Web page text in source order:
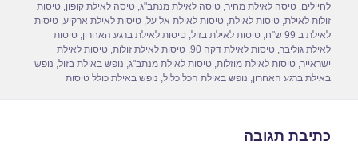
לחיילים,טיסה לאילת מחיר,טיסה לאילת מנתב"ג,טיסה לאילת קופון,טיסות
זולות לאילת,טיסות לאילת,טיסות לאילת אל על,טיסות לאילת ארקיע,טיסות
לאילת ב 99 ש"ח
,טיסות לאילת בזול,טיסות לאילת ברגע האחרון,טיסות
לאילת גוליבר,טיסות לאילת דקה 90 ,טיסות לאילת זולות,טיסות לאילת
ישראייר,טיסות לאילת מוזלות,טיסות לאילת מנתב"ג, נופש באילת בזול, נופש
באילת ברגע האחרון, נופש באילת הכל כלול, נופש באילת כולל טיסות
כתיבת תגובה